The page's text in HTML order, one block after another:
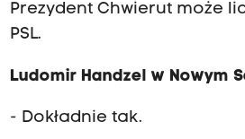
Prezydent Chwierut może
PSL.
Ludomir Handzel w Nowym
- Dokładnie tak.